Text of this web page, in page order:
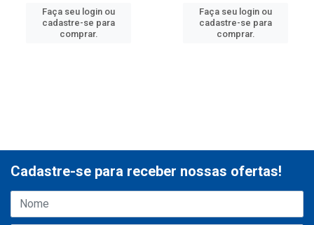
Faça seu login ou
cadastre-se para
comprar.
Faça seu login ou
cadastre-se para
comprar.
Cadastre-se para receber nossas ofertas!